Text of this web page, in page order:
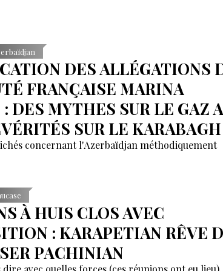
DES ALLÉGATIONS
FRANÇAISE MARINA
DES MYTHES SUR LE GAZ
SUR LE KARABAGH
concernant l'Azerbaïdjan méthodiquement
À HUIS CLOS AVEC
: KARAPETIAN RÊVE
PACHINIAN